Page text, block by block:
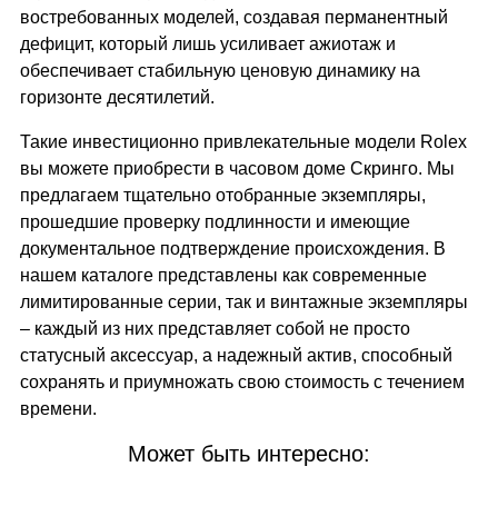
востребованных моделей, создавая перманентный
дефицит, который лишь усиливает ажиотаж и
обеспечивает стабильную ценовую динамику на
горизонте десятилетий.
Такие инвестиционно привлекательные модели Rolex
вы можете приобрести в часовом доме Скринго. Мы
предлагаем тщательно отобранные экземпляры,
прошедшие проверку подлинности и имеющие
документальное подтверждение происхождения. В
нашем каталоге представлены как современные
лимитированные серии, так и винтажные экземпляры
– каждый из них представляет собой не просто
статусный аксессуар, а надежный актив, способный
сохранять и приумножать свою стоимость с течением
времени.
Может быть интересно: